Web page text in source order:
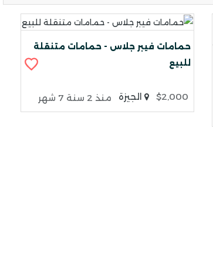
حمامات فيبر جلاس - حمامات متنقلة
للبيع
$2,000 الجيزة منذ 2 سنة 7 شهر